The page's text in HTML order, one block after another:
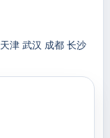
天津 武汉 成都 长沙